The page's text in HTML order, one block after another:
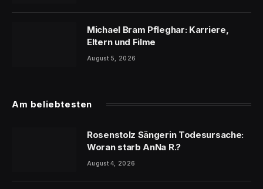
Michael Bram Pfleghar: Karriere,
Eltern und Filme
August 5, 2026
Am beliebtesten
Rosenstolz Sängerin Todesursache:
Woran starb AnNa R.?
August 4, 2026